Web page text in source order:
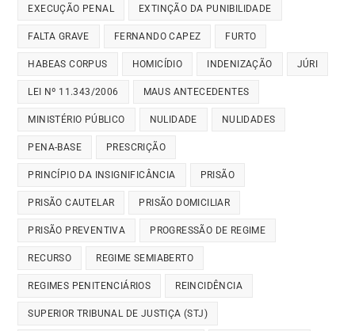
EXECUÇÃO PENAL EXTINÇÃO DA PUNIBILIDADE
FALTA GRAVE FERNANDO CAPEZ FURTO
HABEAS CORPUS HOMICÍDIO INDENIZAÇÃO JÚRI
LEI Nº 11.343/2006 MAUS ANTECEDENTES
MINISTÉRIO PÚBLICO NULIDADE NULIDADES
PENA-BASE PRESCRIÇÃO
PRINCÍPIO DA INSIGNIFICÂNCIA PRISÃO
PRISÃO CAUTELAR PRISÃO DOMICILIAR
PRISÃO PREVENTIVA PROGRESSÃO DE REGIME
RECURSO REGIME SEMIABERTO
REGIMES PENITENCIÁRIOS REINCIDÊNCIA
SUPERIOR TRIBUNAL DE JUSTIÇA (STJ)